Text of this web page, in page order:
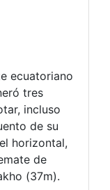
ecuatoriano
tres
incluso
de su
horizontal,
de
(37m).